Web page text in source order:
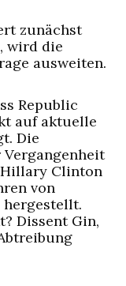
zunächst
wird die
ausweiten.
Republic
auf aktuelle
Die
Hillary Clinton
von
hergestellt.
Dissent Gin,